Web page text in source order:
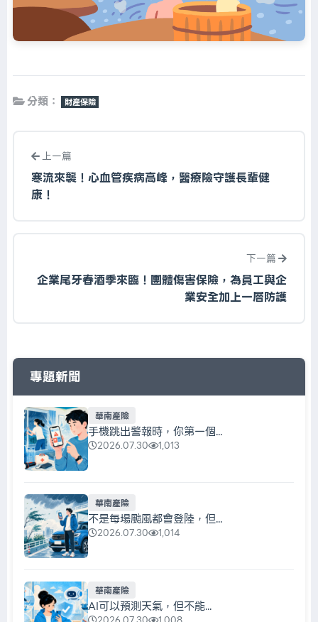
分類： 財產保險
上一篇
寒流來襲！心血管疾病高峰，醫療險守護長輩健
康！
下一篇
企業尾牙春酒季來臨！團體傷害保險，為員工與企
業安全加上一層防護
專題新聞
華南產險
手機跳出警報時，你第一個...
2026.07.30 1,013
華南產險
不是每場颱風都會登陸，但...
2026.07.30 1,014
華南產險
AI可以預測天氣，但不能...